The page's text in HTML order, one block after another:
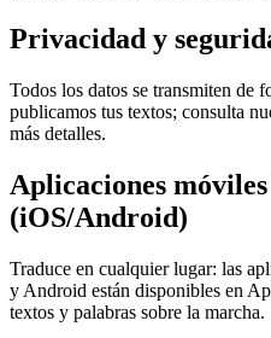
Privacidad y
Todos los datos se transmiten de
publicamos tus textos; consulta
más detalles.
Aplicaciones
(iOS/Android)
Traduce en cualquier lugar: las
y Android están disponibles en
textos y palabras sobre la marcha.